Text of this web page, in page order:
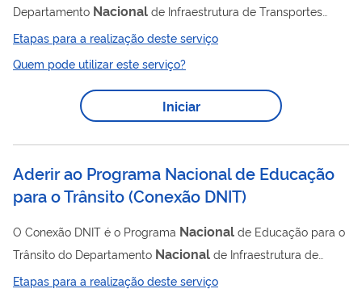
Departamento Nacional de Infraestrutura de Transportes
(DNIT). A consulta é realizada pelo Portal de Multas de
Trânsito, no Portal do DNIT. O DNIT pode fazer a fiscalização e
multas condutores nas rodovias e estradas federais, conforme
Etapas para a realização deste serviço
Quem pode utilizar este serviço?
Iniciar
Aderir ao Programa Nacional de Educação
para o Trânsito(Conexão DNIT)
O Conexão DNIT é o Programa Nacional de Educação para o
Trânsito do Departamento Nacional de Infraestrutura de
Transportes. Seu objetivo é preservar vidas, mediante a criação
Etapas para a realização deste serviço